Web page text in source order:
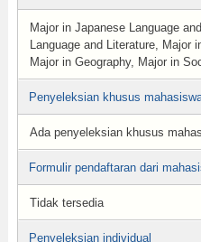
Major in Japanese Language
Language and Literature, Major
Major in Geography, Major in
Penyeleksian khusus
Ada penyeleksian khusus
Formulir pendaftaran dari
Tidak tersedia
Penyeleksian individual